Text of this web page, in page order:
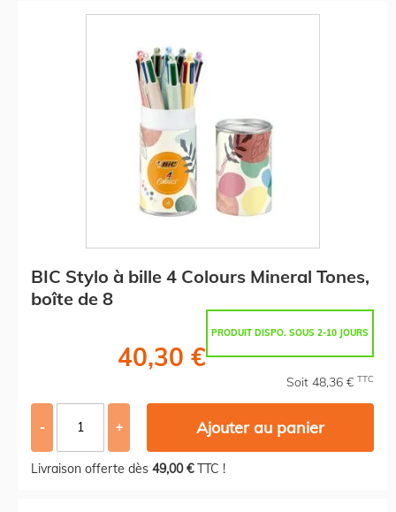
BIC Stylo à bille 4 Colours Mineral Tones,
boîte de 8
PRODUIT DISPO. SOUS 2-10 JOURS
40,30 €
Soit 48,36 € TTC
- + Ajouter au panier
Livraison offerte dès 49,00 €TTC !